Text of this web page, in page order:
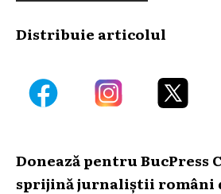
Distribuie articolul
Donează pentru BucPress
sprijină jurnaliștii români